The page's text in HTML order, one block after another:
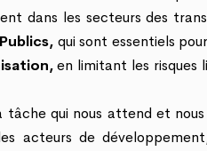
dans les secteurs des
qui sont essentiels
en limitant les risques
qui nous attend et
acteurs de